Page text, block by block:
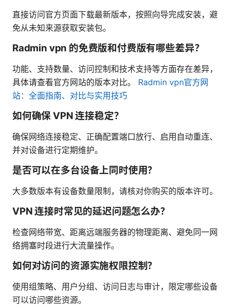
直接访问官方页面下载最新版本，按照向导完成安装，避
免从未知来源获取安装包。
Radmin vpn 的免费版和付费版有哪些差异？
功能、支持数量、访问控制和技术支持等方面存在差异，
具体请查看官方网站的版本对比。 Radmin vpn官方网
站：全面指南、对比与实用技巧
如何确保 VPN 连接稳定？
确保网络连接稳定、正确配置端口放行、启用自动重连、
并对设备进行定期维护。
是否可以在多台设备上同时使用？
大多数版本有设备数量限制，请核对你购买的版本许可。
VPN 连接时常见的延迟问题怎么办？
检查网络带宽、距离远端服务器的物理距离、避免同一网
络拥塞时段进行大流量操作。
如何对访问的资源实施权限控制？
使用组策略、用户分组、访问日志与审计，限定哪些设备
可以访问哪些资源。